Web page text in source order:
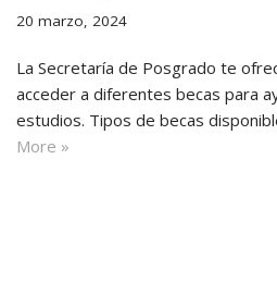
20 marzo, 2024
La Secretaría de Posgrado te
acceder a diferentes becas para
estudios. Tipos de becas
More »